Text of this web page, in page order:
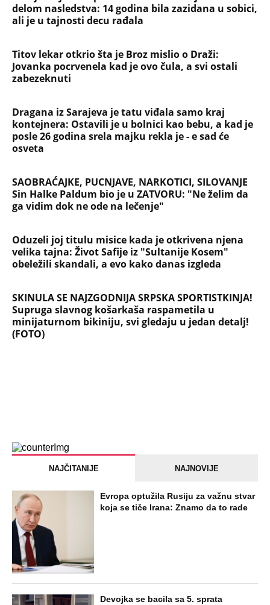
delom nasledstva: 14 godina bila zazidana u sobici,
ali je u tajnosti decu rađala
Titov lekar otkrio šta je Broz mislio o Draži:
Jovanka pocrvenela kad je ovo čula, a svi ostali
zabezeknuti
Dragana iz Sarajeva je tatu viđala samo kraj
kontejnera: Ostavili je u bolnici kao bebu, a kad je
posle 26 godina srela majku rekla je - e sad će
osveta
SAOBRAĆAJKE, PUCNJAVE, NARKOTICI, SILOVANJE
Sin Halke Paldum bio je u ZATVORU: "Ne želim da
ga vidim dok ne ode na lečenje"
Oduzeli joj titulu misice kada je otkrivena njena
velika tajna: Život Safije iz "Sultanije Kosem"
obeležili skandali, a evo kako danas izgleda
SKINULA SE NAJZGODNIJA SRPSKA SPORTISTKINJA!
Supruga slavnog košarkaša raspametila u
minijaturnom bikiniju, svi gledaju u jedan detalj!
(FOTO)
NAJČITANIJE NAJNOVIJE
Evropa optužila Rusiju za važnu stvar
koja se tiče Irana: Znamo da to rade
Devojka se bacila sa 5. sprata